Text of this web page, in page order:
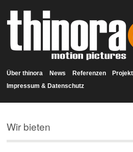
Über thinora News Referenzen
Impressum & Datenschutz
Wir bieten